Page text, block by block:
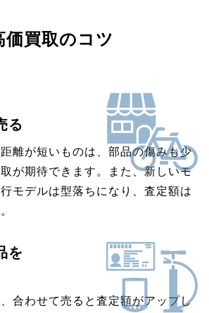
価買取のコツ
る
離が短いものは、部品の傷みも少
が期待できます。また、新しいモ
モデルは型落ちになり、査定額は
を
合わせて売ると査定額がアップし